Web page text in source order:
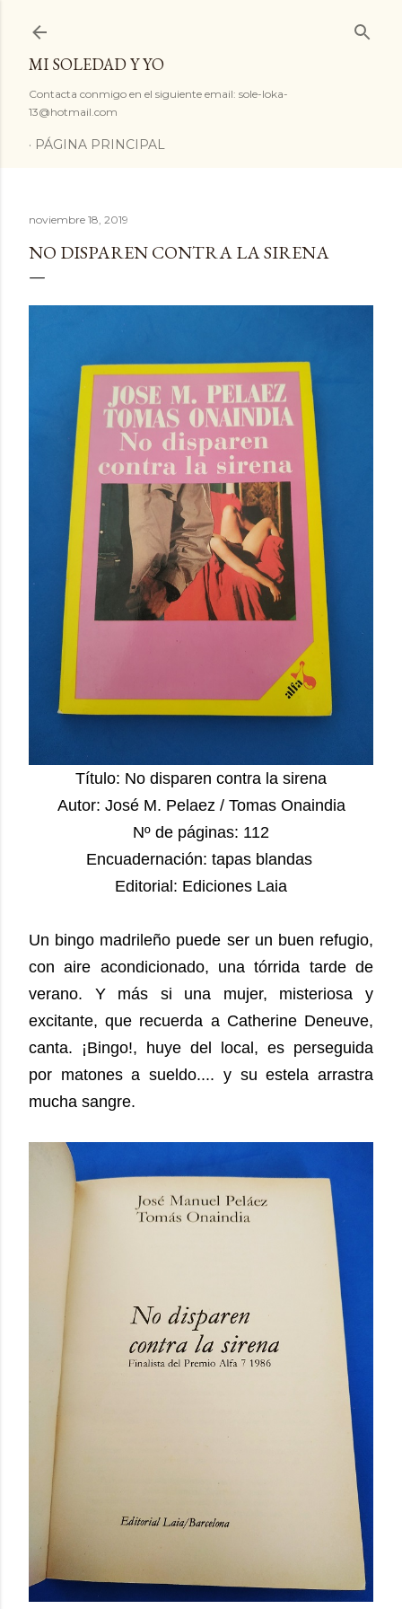
MI SOLEDAD Y YO
Contacta conmigo en el siguiente email: sole-loka-
13@hotmail.com
PÁGINA PRINCIPAL
noviembre 18, 2019
NO DISPAREN CONTRA LA SIRENA
Título: No disparen contra la sirena
Autor: José M. Pelaez / Tomas Onaindia
Nº de páginas: 112
Encuadernación: tapas blandas
Editorial: Ediciones Laia
Un bingo madrileño puede ser un buen refugio,
con aire acondicionado, una tórrida tarde de
verano. Y más si una mujer, misteriosa y
excitante, que recuerda a Catherine Deneuve,
canta. ¡Bingo!, huye del local, es perseguida
por matones a sueldo.... y su estela arrastra
mucha sangre.